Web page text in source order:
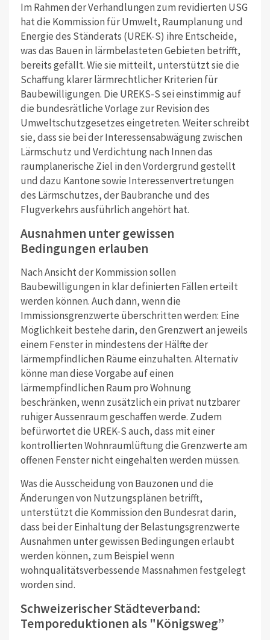
Im Rahmen der Verhandlungen zum revidierten USG
hat die Kommission für Umwelt, Raumplanung und
Energie des Ständerats (UREK-S) ihre Entscheide,
was das Bauen in lärmbelasteten Gebieten betrifft,
bereits gefällt. Wie sie mitteilt, unterstützt sie die
Schaffung klarer lärmrechtlicher Kriterien für
Baubewilligungen. Die UREKS-S sei einstimmig auf
die bundesrätliche Vorlage zur Revision des
Umweltschutzgesetzes eingetreten. Weiter schreibt
sie, dass sie bei der Interessensabwägung zwischen
Lärmschutz und Verdichtung nach Innen das
raumplanerische Ziel in den Vordergrund gestellt
und dazu Kantone sowie Interessenvertretungen
des Lärmschutzes, der Baubranche und des
Flugverkehrs ausführlich angehört hat.
Ausnahmen unter gewissen
Bedingungen erlauben
Nach Ansicht der Kommission sollen
Baubewilligungen in klar definierten Fällen erteilt
werden können. Auch dann, wenn die
Immissionsgrenzwerte überschritten werden: Eine
Möglichkeit bestehe darin, den Grenzwert an jeweils
einem Fenster in mindestens der Hälfte der
lärmempfindlichen Räume einzuhalten. Alternativ
könne man diese Vorgabe auf einen
lärmempfindlichen Raum pro Wohnung
beschränken, wenn zusätzlich ein privat nutzbarer
ruhiger Aussenraum geschaffen werde. Zudem
befürwortet die UREK-S auch, dass mit einer
kontrollierten Wohnraumlüftung die Grenzwerte am
offenen Fenster nicht eingehalten werden müssen.
Was die Ausscheidung von Bauzonen und die
Änderungen von Nutzungsplänen betrifft,
unterstützt die Kommission den Bundesrat darin,
dass bei der Einhaltung der Belastungsgrenzwerte
Ausnahmen unter gewissen Bedingungen erlaubt
werden können, zum Beispiel wenn
wohnqualitätsverbessende Massnahmen festgelegt
worden sind.
Schweizerischer Städteverband:
Temporeduktionen als "Königsweg”